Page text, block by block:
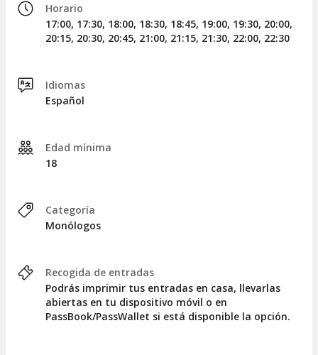
Horario
17:00, 17:30, 18:00, 18:30, 18:45, 19:00, 19:30, 20:00,
20:15, 20:30, 20:45, 21:00, 21:15, 21:30, 22:00, 22:30
Idiomas
Español
Edad mínima
18
Categoría
Monólogos
Recogida de entradas
Podrás imprimir tus entradas en casa, llevarlas
abiertas en tu dispositivo móvil o en
PassBook/PassWallet si está disponible la opción.